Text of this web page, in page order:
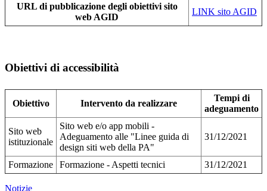
URL di pubblicazione degli obiettivi sito
web AGID
LINK sito AGID
Obiettivi di accessibilità
Obiettivo Intervento da realizzare
Tempi di
adeguamento
Sito web
istituzionale
Sito web e/o app mobili -
Adeguamento alle "Linee guida di
design siti web della PA"
31/12/2021
Formazione Formazione - Aspetti tecnici 31/12/2021
Notizie